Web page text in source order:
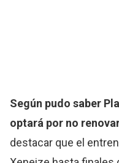
Según pudo saber
optará por no
destacar que el